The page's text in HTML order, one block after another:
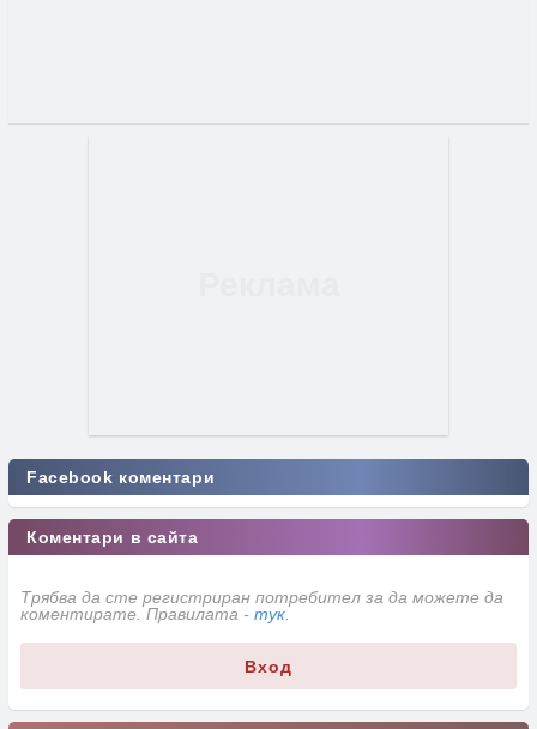
Facebook коментари
Коментари в сайта
Трябва да сте регистриран потребител за да можете да
коментирате. Правилата - тук
Вход